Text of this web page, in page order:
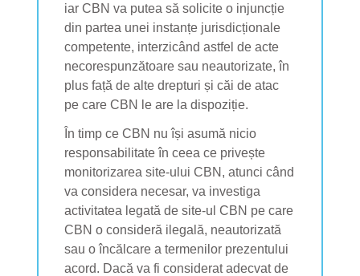
iar CBN va putea să solicite o injuncție
din partea unei instanțe jurisdicționale
competente, interzicând astfel de acte
necorespunzătoare sau neautorizate, în
plus față de alte drepturi și căi de atac
pe care CBN le are la dispoziție.
În timp ce CBN nu își asumă nicio
responsabilitate în ceea ce privește
monitorizarea site-ului CBN, atunci când
va considera necesar, va investiga
activitatea legată de site-ul CBN pe care
CBN o consideră ilegală, neautorizată
sau o încălcare a termenilor prezentului
acord. Dacă va fi considerat adecvat de